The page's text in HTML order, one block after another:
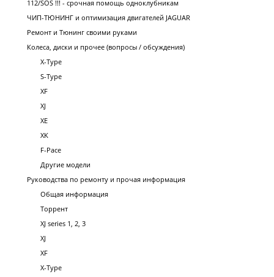
112/SOS !!! - срочная помощь одноклубникам
ЧИП-ТЮНИНГ и оптимизация двигателей JAGUAR
Ремонт и Тюнинг своими руками
Колеса, диски и прочее (вопросы / обсуждения)
X-Type
S-Type
XF
XJ
XE
XK
F-Pace
Другие модели
Руководства по ремонту и прочая информация
Общая информация
Торрент
XJ series 1, 2, 3
XJ
XF
X-Type